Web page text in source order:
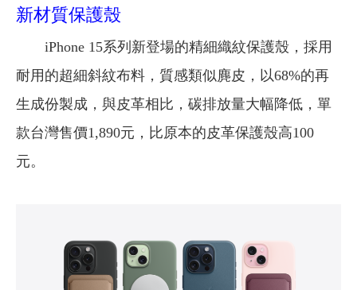
新材質保護殼
iPhone 15系列新登場的精細織紋保護殼，採用
耐用的超細斜紋布料，質感類似麂皮，以68%的再
生成份製成，與皮革相比，碳排放量大幅降低，單
款台灣售價1,890元，比原本的皮革保護殼高100
元。